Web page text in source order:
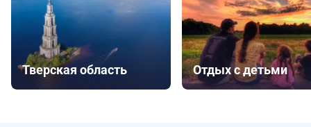
Тверская область Отдых с детьми